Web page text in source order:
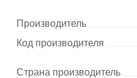
Производитель
Код производителя
Страна производитель